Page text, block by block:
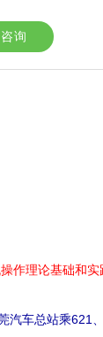
询
作理论基础和
汽车总站乘621